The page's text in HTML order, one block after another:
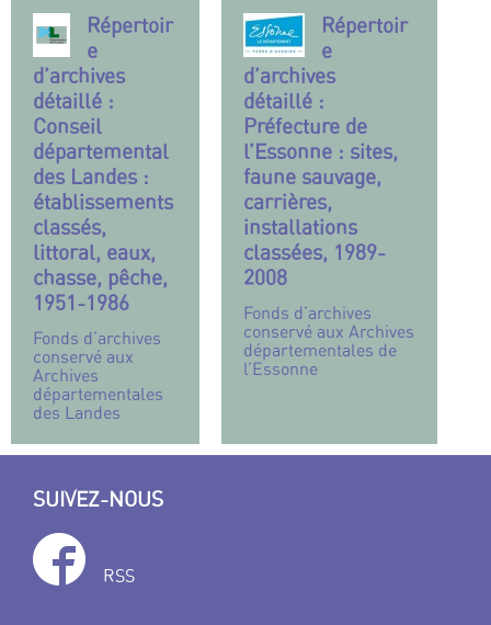
Répertoir
e
d’archives
détaillé :
Conseil
départemental
des Landes :
établissements
classés,
littoral, eaux,
chasse, pêche,
1951-1986
Fonds d’archives
conservé aux
Archives
départementales
des Landes
Répertoir
e
d’archives
détaillé :
Préfecture de
l’Essonne : sites,
faune sauvage,
carrières,
installations
classées, 1989-
2008
Fonds d’archives
conservé aux Archives
départementales de
l’Essonne
SUIVEZ-NOUS
RSS